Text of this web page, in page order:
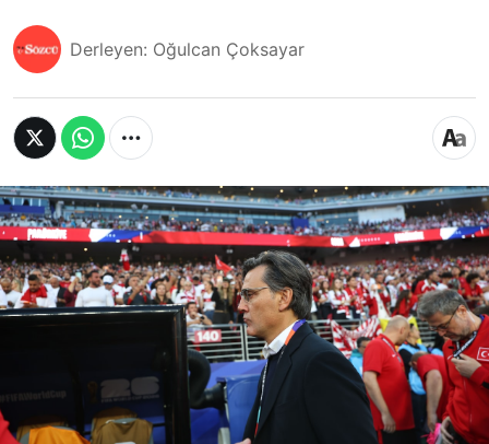
Derleyen: Oğulcan Çoksayar